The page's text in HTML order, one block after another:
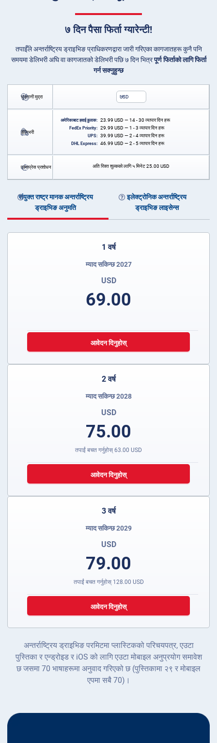
७ दिन पैसा फिर्ता ग्यारेन्टी!
तपाईँले अन्तर्राष्ट्रिय ड्राइभिङ प्राधिकरणद्वारा जारी गरिएका कागजातहरू कुनै पनि
समयमा डेलिभरी अघि वा कागजातको डेलिभरी पछि ७ दिन भित्रपूर्ण फिर्ताको लागि फिर्ता
गर्न सक्नुहुन्छ
भुक्तानी मुद्रा USD
डेलिभरी
अमेरिकाबाट हवाई हुलाक: 23.99 USD — 14 - 30 व्यापार दिन हरू
FedEx Priority: 29.99 USD — 1 - 3 व्यापार दिन हरू
UPS: 39.99 USD — 2 - 4 व्यापार दिन हरू
DHL Express: 46.99 USD — 2 - 5 व्यापार दिन हरू
एक्सप्रेस प्रशोधन अति रिक्त शुल्कको लागि ५ मिनेट25.00 USD
संयुक्त राष्ट्र मानक अन्तर्राष्ट्रिय
ड्राइभिङ अनुमति
इलेक्ट्रोनिक अन्तर्राष्ट्रिय
ड्राइभिङ लाइसेन्स
1 वर्ष
म्याद सकिन्छ 2027
USD
69.00
आवेदन दिनुहोस्
2 वर्ष
म्याद सकिन्छ 2028
USD
75.00
तपाईं बचत गर्नुहोस् 63.00 USD
आवेदन दिनुहोस्
3 वर्ष
म्याद सकिन्छ 2029
USD
79.00
तपाईं बचत गर्नुहोस् 128.00 USD
आवेदन दिनुहोस्
अन्तर्राष्ट्रिय ड्राइभिङ परमिटमा प्लास्टिकको परिचयपत्र, एउटा
पुस्तिका र एन्ड्रोइड र iOS को लागि एउटा मोबाइल अनुप्रयोग समावेश
छ जसमा 70 भाषाहरूमा अनुवाद गरिएको छ (पुस्तिकामा २९ र मोबाइल
एपमा सबै 70)।